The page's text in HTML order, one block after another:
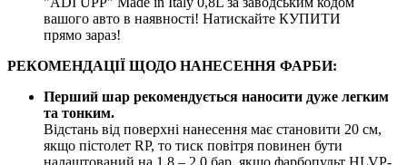
вашого авто в наявності! Натискайте КУПИТИ
прямо зараз!
РЕКОМЕНДАЦІЇ ЩОДО НАНЕСЕННЯ ФАРБИ:
Перший шар рекомендується наносити дуже легким
та тонким.
Відстань від поверхні нанесення має становити 20 см,
якщо пістолет RP, то тиск повітря повинен бути
налаштований на 1,8 – 2,0 бар, якщо фарбопульт HLVP-